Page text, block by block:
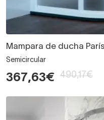
Mampara de ducha
Semicircular
367,63€ 490,17€